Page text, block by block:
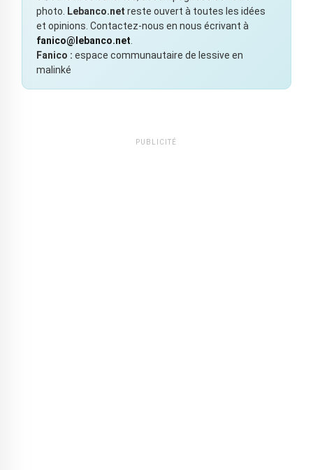
photo.
Lebanco.net reste ouvert à toutes les idées
et opinions. Contactez-nous en nous écrivant à
fanico@lebanco.net
Fanico : espace communautaire de lessive en
malinké
PUBLICITÉ